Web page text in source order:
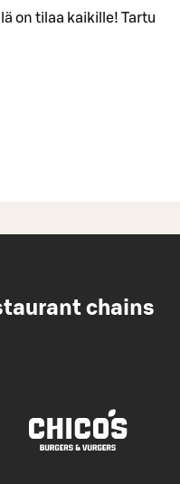
on tilaa kaikille! Tartu
chains